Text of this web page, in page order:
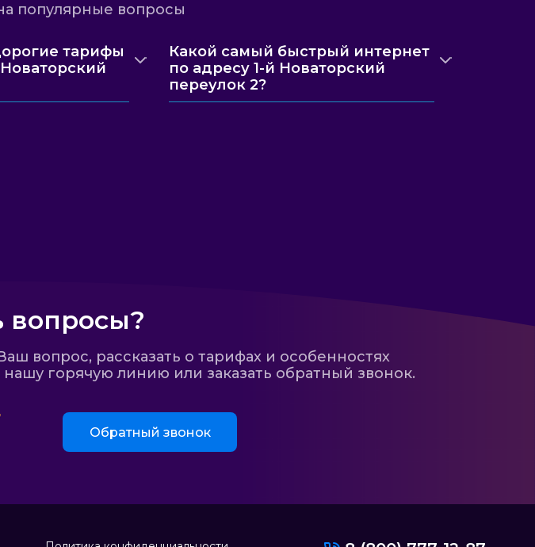
популярные вопросы
тарифы
Какой самый быстрый интернет
по адресу 1-й Новаторский
переулок 2?
вопросы?
вопрос, рассказать о тарифах и особенностях
горячую линию или заказать обратный звонок.
Обратный звонок